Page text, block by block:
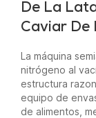
De La
Caviar De
La máquina
nitrógeno al
estructura
equipo de
de alimentos,